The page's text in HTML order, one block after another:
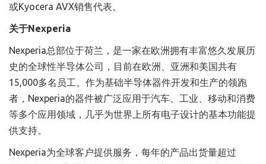
或Kyocera AVX销售代表。
关于Nexperia
Nexperia总部位于荷兰，是一家在欧洲拥有丰富悠久发展历
史的全球性半导体公司，目前在欧洲、亚洲和美国共有
15,000多名员工。作为基础半导体器件开发和生产的领跑
者，Nexperia的器件被广泛应用于汽车、工业、移动和消费
等多个应用领域，几乎为世界上所有电子设计的基本功能提
供支持。
Nexperia为全球客户提供服务，每年的产品出货量超过